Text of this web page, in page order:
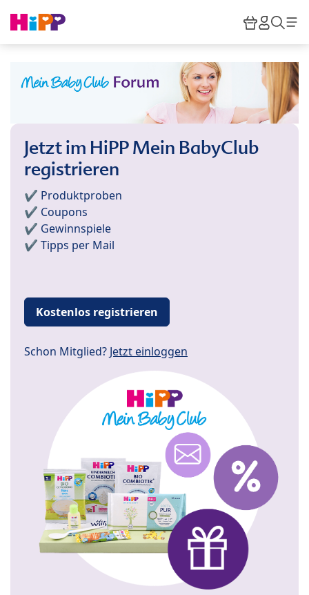
HiPP
Jetzt im HiPP Mein BabyClub
registrieren
✔️ Produktproben
✔️ Coupons
✔️ Gewinnspiele
✔️ Tipps per Mail
Kostenlos registrieren
Schon Mitglied? Jetzt einloggen